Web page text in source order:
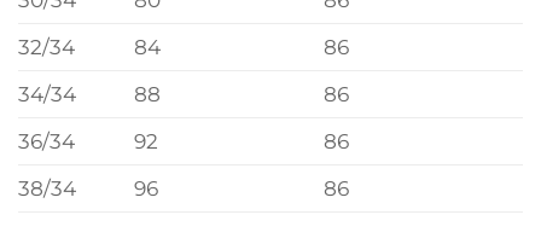
32/34
84
86
34/34
88
86
36/34
92
86
38/34
96 86